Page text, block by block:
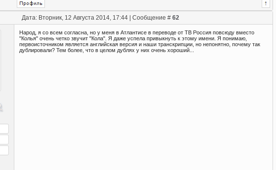
Дата: Вторник, 12 Августа 2014, 17:44 | Сообщение # 62
Народ, я со всем согласна, но у меня в Атлантисе в переводе от ТВ Россия повсюду вместо
"Колья" очень четко звучит "Кола". Я даже успела привыкнуть к этому имени. Я понимаю,
первоисточником является английская версия и наши транскрипции, но непонятно, почему так
дублировали? Тем более, что в целом дублях у них очень хороший...